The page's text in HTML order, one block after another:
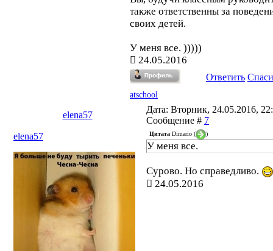
также ответственны за
своих детей.
У меня все. )))))
24.05.2016
Ответить
atschool
elena57
Дата: Вторник, 24.05.2016,
Сообщение # 7
elena57
Цитата Dimario ( )
У меня все.
Сурово. Но справедливо.
24.05.2016